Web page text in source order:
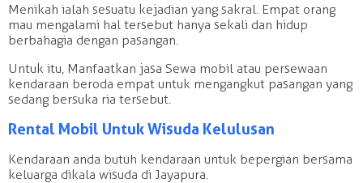
Menikah ialah sesuatu kejadian yang sakral. Empat orang
mau mengalami hal tersebut hanya sekali dan hidup
berbahagia dengan pasangan.
Untuk itu, Manfaatkan jasa Sewa mobil atau persewaan
kendaraan beroda empat untuk mengangkut pasangan yang
sedang bersuka ria tersebut.
Rental Mobil Untuk Wisuda Kelulusan
Kendaraan anda butuh kendaraan untuk bepergian bersama
keluarga dikala wisuda di Jayapura.